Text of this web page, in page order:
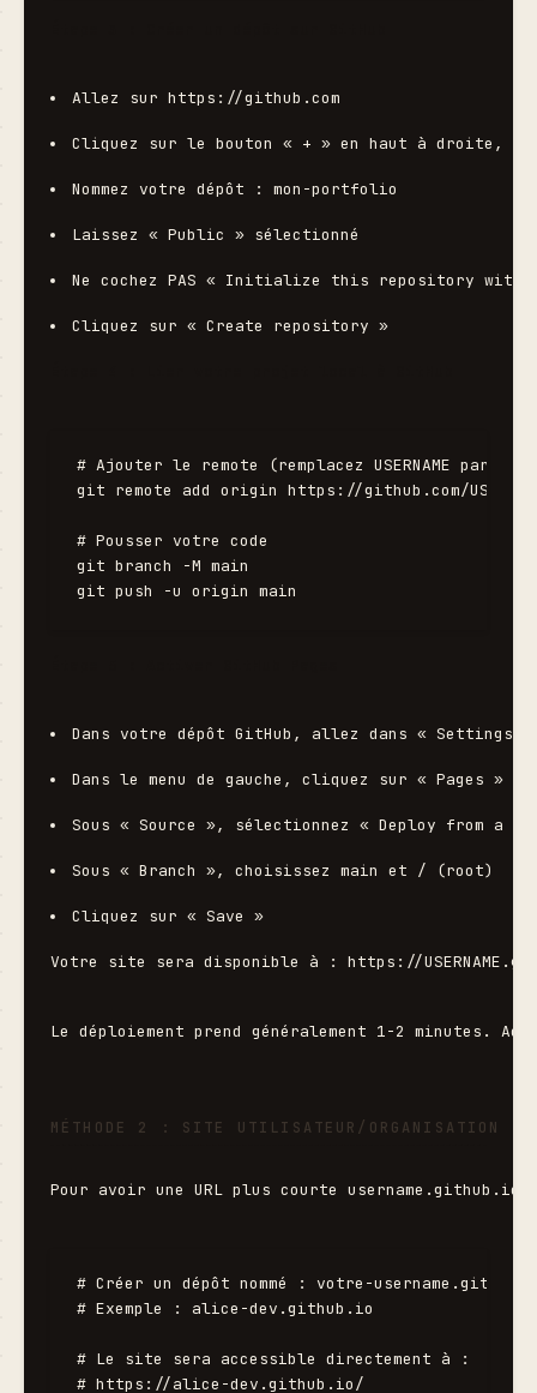
Allez sur https://github.com
Cliquez sur le bouton « + » en haut à droite,
Nommez votre dépôt : mon-portfolio
Laissez « Public » sélectionné
Ne cochez PAS « Initialize this repository with a
Cliquez sur « Create repository »
# Ajouter le remote (remplacez USERNAME par
git remote add origin https://github.com/
# Pousser votre code
git branch -M main
Dans votre dépôt GitHub, allez dans « Settings »
Dans le menu de gauche, cliquez sur « Pages »
Sous « Source », sélectionnez « Deploy from a
Sous « Branch », choisissez main et / (root)
Cliquez sur « Save »
Votre site sera disponible à : https://
Le déploiement prend généralement 1-2 minutes.
MÉTHODE 2 : SITE UTILISATEUR/ORGANISATION
Pour avoir une URL plus courte username.github.io
# Créer un dépôt nommé : votre-
# Exemple : alice-dev.github.io
# Le site sera accessible directement à :